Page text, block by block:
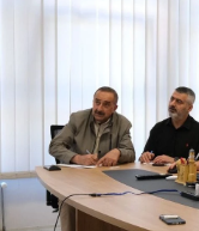
Bayat
Dodurga
İskilip
Süper Lig
Son Dakika
Haber Arşivi